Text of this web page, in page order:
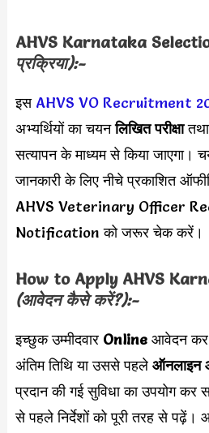
AHVS Karnataka
प्रक्रिया):-
इस AHVS VO Recruitment
अभ्यर्थियों का चयनलिखित परीक्षा
सत्यापन के माध्यम से किया जाएगा।
जानकारी के लिए नीचे प्रकाशित
AHVS Veterinary Officer
Notification को जरूर चेक करें।
How to Apply AHVS
(आवेदन कैसे करें?):-
इच्छुक उम्मीदवार Online आवेदन
अंतिम तिथि या उससे पहले ऑनलाइन
प्रदान की गई सुविधा का उपयोग
से पहले निर्देशों को पूरी तरह से